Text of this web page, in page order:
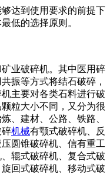
达到使用要求的前提下
低的选择原则。
业破碎机。其中医用碎
振等方式将结石破碎，
主要对各类石料进行破
粒大小不同，又分为很
、建材、公路、铁路、
碎机械有颚式破碎机、反
圆锥破碎机、信有重工
辊式破碎机、复合式破
回式破碎机、移动式破